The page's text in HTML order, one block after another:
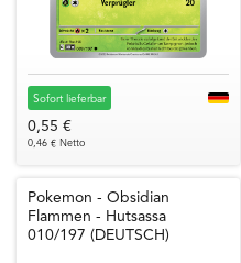
Sofort lieferbar
0,55 €
0,46 € Netto
Pokemon - Obsidian
Flammen - Hutsassa
010/197 (DEUTSCH)